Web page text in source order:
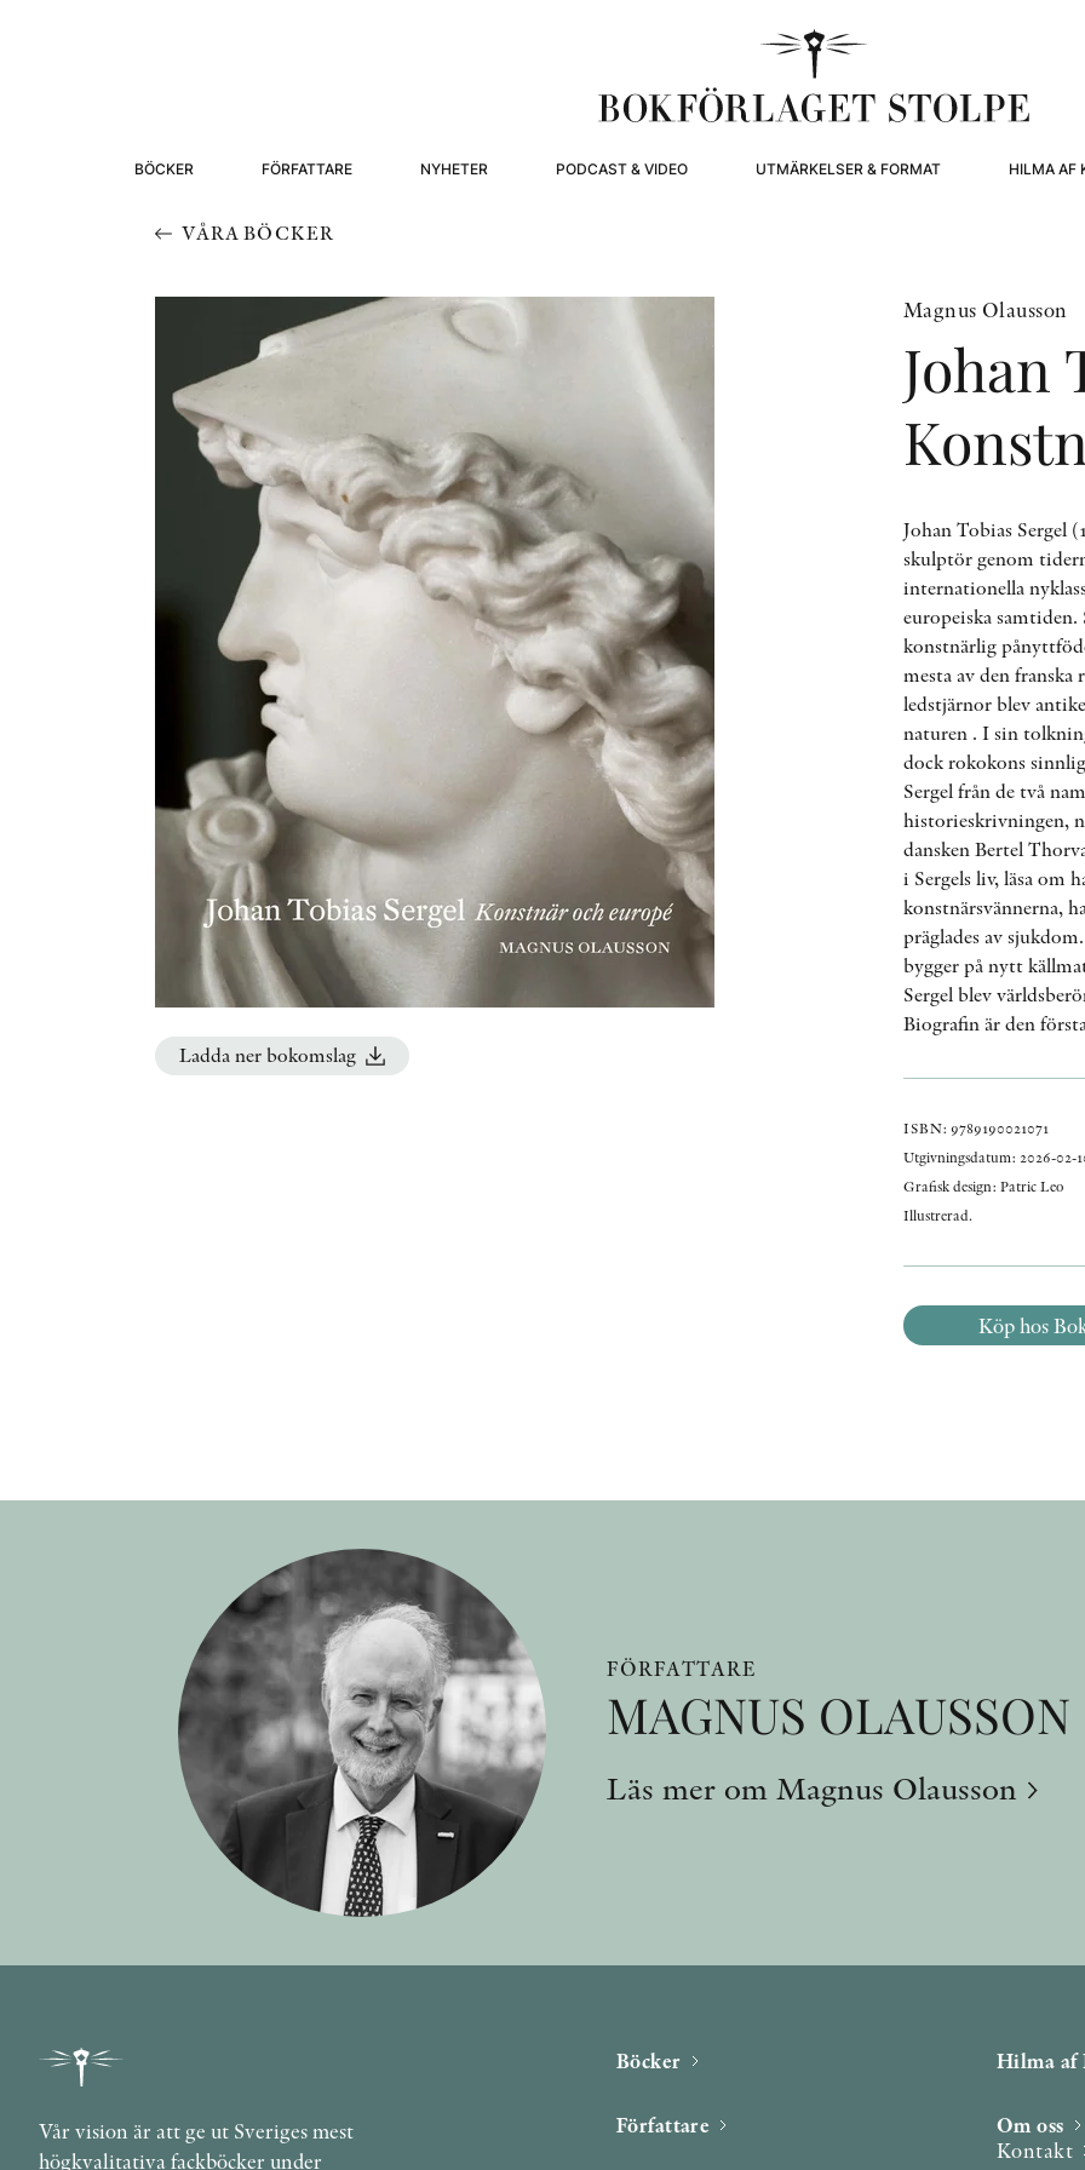
BÖCKER FÖRFATTARE NYHETER PODCAST & VIDEO UTMÄRKELSER & FORMAT HILMA AF
VÅRA BÖCKER
Ladda ner bokomslag
Magnus Olausson
Johan
Johan Tobias Sergel
skulptör genom
internationella
europeiska
konstnärlig
mesta av den
ledstjärnor blev
naturen . I sin
dock rokokons
Sergel från de två
historieskrivningen,
dansken Bertel
i Sergels liv, läsa om
konstnärsvännerna,
präglades av
bygger på nytt
Sergel blev
Biografin är den
ISBN: 9789190021071
Utgivningsdatum: 2026-02-
Grafisk design: Patric Leo
Illustrerad.
Köp hos
FÖRFATTARE
MAGNUS OLAUSSON
Läs mer om Magnus Olausson
Vår vision är att ge ut Sveriges mest
högkvalitativa fackböcker under
Böcker
Författare
Hilma
Om oss
Kontakt